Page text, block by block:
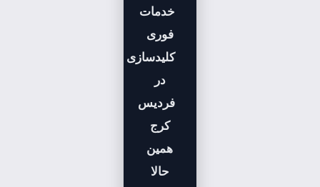
خدمات
فوری
کلیدسازی
در
فردیس
کرج
همین
حالا